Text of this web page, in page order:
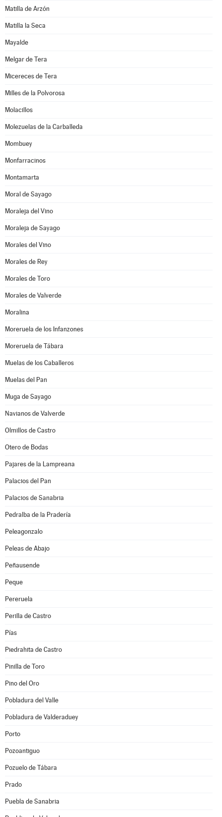
Matilla de Arzón
Matilla la Seca
Mayalde
Melgar de Tera
Micereces de Tera
Milles de la Polvorosa
Molacillos
Molezuelas de la Carballeda
Mombuey
Monfarracinos
Montamarta
Moral de Sayago
Moraleja del Vino
Moraleja de Sayago
Morales del Vino
Morales de Rey
Morales de Toro
Morales de Valverde
Moralina
Moreruela de los Infanzones
Moreruela de Tábara
Muelas de los Caballeros
Muelas del Pan
Muga de Sayago
Navianos de Valverde
Olmillos de Castro
Otero de Bodas
Pajares de la Lampreana
Palacios del Pan
Palacios de Sanabria
Pedralba de la Pradería
Peleagonzalo
Peleas de Abajo
Peñausende
Peque
Pereruela
Perilla de Castro
Pías
Piedrahita de Castro
Pinilla de Toro
Pino del Oro
Pobladura del Valle
Pobladura de Valderaduey
Porto
Pozoantiguo
Pozuelo de Tábara
Prado
Puebla de Sanabria